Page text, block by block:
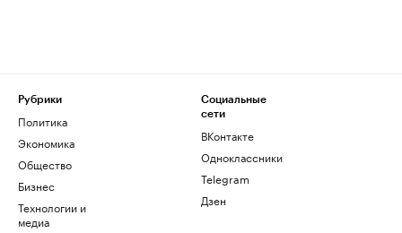
Рубрики
Политика
Экономика
Общество
Бизнес
Технологии и
медиа
Социальные
сети
ВКонтакте
Одноклассники
Telegram
Дзен